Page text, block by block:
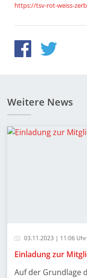
https://tsv-rot-weiss-
Weitere News
03.11.2023 | 11:06 Uhr
Einladung zur
Auf der Grundlage